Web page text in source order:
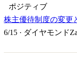
ポジティブ
株主優待制度の変更
6/15 · ダイヤモンド